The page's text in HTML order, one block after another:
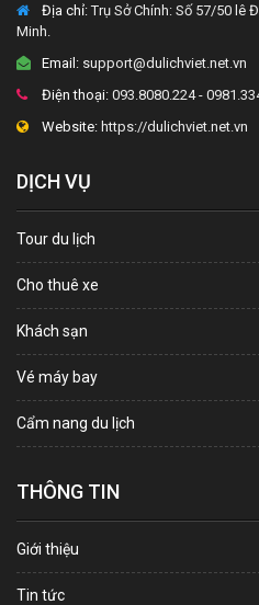
Địa chỉ:Trụ Sở Chính: Số 57/50 lê
Minh.
Email: support@dulichviet.net.vn
Điện thoại: 093.8080.224 -
Website: https://dulichviet.net.vn
DỊCH VỤ
Tour du lịch
Cho thuê xe
Khách sạn
Vé máy bay
Cẩm nang du lịch
THÔNG TIN
Giới thiệu
Tin tức